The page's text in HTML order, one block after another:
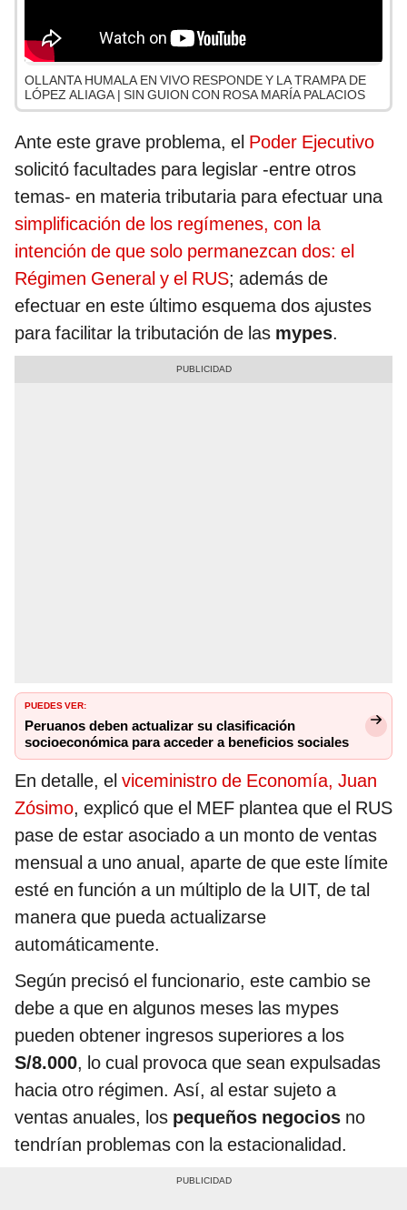
OLLANTA HUMALA EN VIVO RESPONDE Y LA TRAMPA DE
LÓPEZ ALIAGA | SIN GUION CON ROSA MARÍA PALACIOS
Ante este grave problema, el Poder Ejecutivo
solicitó facultades para legislar -entre otros
temas- en materia tributaria para efectuar una
simplificación de los regímenes, con la
intención de que solo permanezcan dos: el
Régimen General y el RUS; además de
efectuar en este último esquema dos ajustes
para facilitar la tributación de las mypes.
PUEDES VER:
Peruanos deben actualizar su clasificación
socioeconómica para acceder a beneficios sociales
En detalle, el viceministro de Economía, Juan
Zósimo, explicó que el MEF plantea que el RUS
pase de estar asociado a un monto de ventas
mensual a uno anual, aparte de que este límite
esté en función a un múltiplo de la UIT, de tal
manera que pueda actualizarse
automáticamente.
Según precisó el funcionario, este cambio se
debe a que en algunos meses las mypes
pueden obtener ingresos superiores a los
S/8.000, lo cual provoca que sean expulsadas
hacia otro régimen. Así, al estar sujeto a
ventas anuales, los pequeños negocios no
tendrían problemas con la estacionalidad.